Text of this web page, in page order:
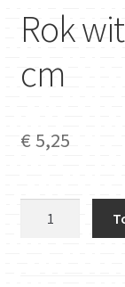
Rok
cm
€ 5,25